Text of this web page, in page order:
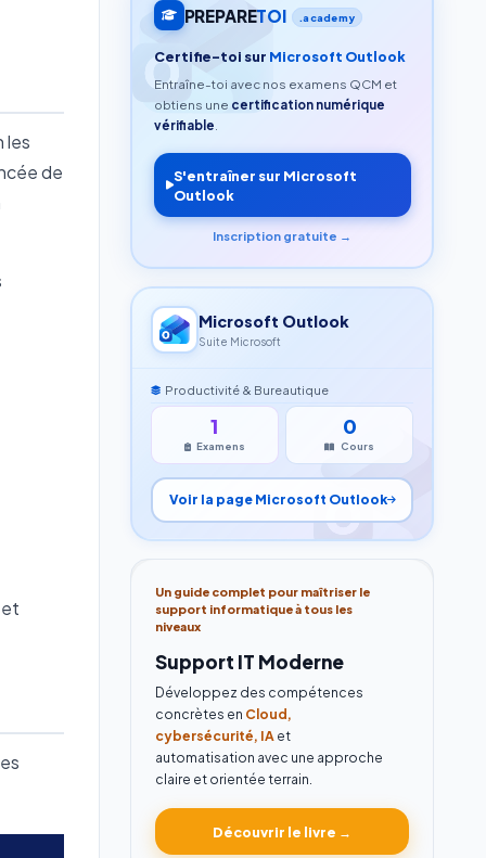
les
de
PREPARETOI .academy
Certifie-toi sur Microsoft Outlook
Entraîne-toi avec nos examens QCM et
obtiens une certification numérique
vérifiable.
S'entraîner sur Microsoft
Outlook
Inscription gratuite →
Microsoft Outlook
Suite Microsoft
Productivité & Bureautique
1
Examens
0
Cours
Voir la page Microsoft Outlook
Un guide complet pour maîtriser le
support informatique à tous les
niveaux
Support IT Moderne
Développez des compétences
concrètes en Cloud,
cybersécurité, IAet
automatisation avec une approche
claire et orientée terrain.
Découvrir le livre →